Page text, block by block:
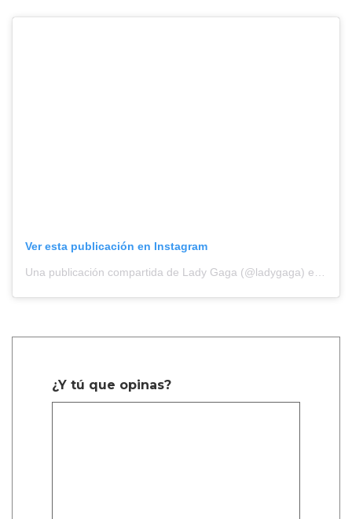
Ver esta publicación en Instagram
Una publicación compartida de Lady Gaga (@ladygaga) el
¿Y tú que opinas?